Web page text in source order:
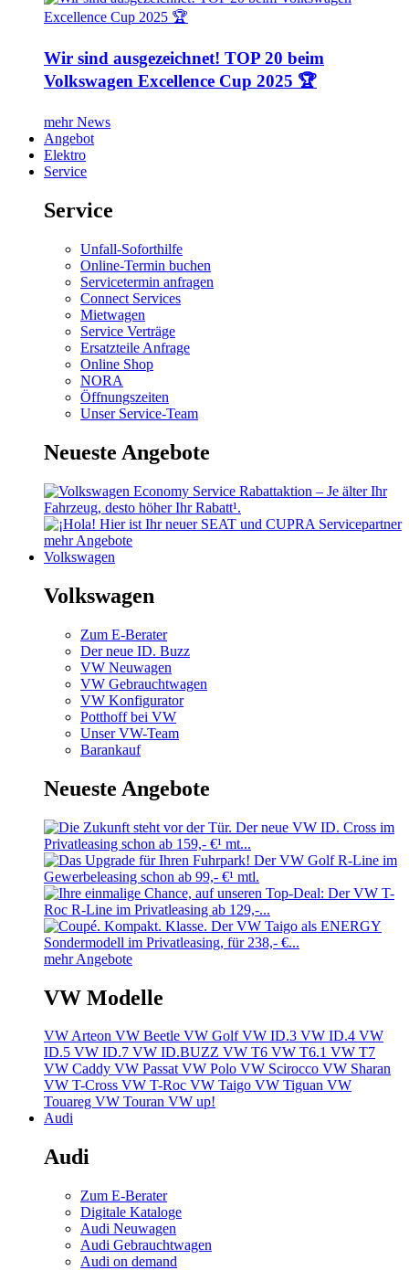
Wir sind ausgezeichnet! TOP 20 beim
Volkswagen Excellence Cup 2025 🏆
mehr News
Angebot
Elektro
Service
Service
Unfall-Soforthilfe
Online-Termin buchen
Servicetermin anfragen
Connect Services
Mietwagen
Service Verträge
Ersatzteile Anfrage
Online Shop
NORA
Öffnungszeiten
Unser Service-Team
Neueste Angebote
mehr Angebote
Volkswagen
Volkswagen
Zum E-Berater
Der neue ID. Buzz
VW Neuwagen
VW Gebrauchtwagen
VW Konfigurator
Potthoff bei VW
Unser VW-Team
Barankauf
Neueste Angebote
mehr Angebote
VW Modelle
VW Arteon VW Beetle VW GolfVW ID.3 VW ID.4 VW
ID.5 VW ID.7 VW ID.BUZZ VW T6 VW T6.1 VW T7
VW Caddy VW PassatVW Polo VW Scirocco VW Sharan
VW T-Cross VW T-Roc VW Taigo VW Tiguan VW
Touareg VW Touran VW up!
Audi
Audi
Zum E-Berater
Digitale Kataloge
Audi Neuwagen
Audi Gebrauchtwagen
Audi on demand